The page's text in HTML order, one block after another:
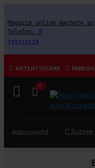
Magazin online machete
Telefon: 0
731312123
AUTENTIFICARE
0
Autosworld